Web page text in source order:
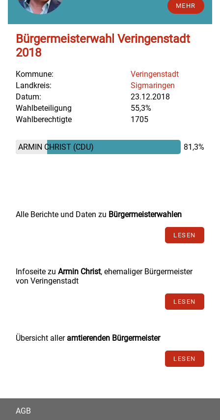
MEHR
Bürgermeisterwahl Veringenstadt
2018
Kommune:
Veringenstadt
Landkreis:
Sigmaringen
Datum:
23.12.2018
Wahlbeteiligung
55,3%
Wahlberechtigte
1705
ARMIN CHRIST (CDU) 81,3%
Alle Berichte und Daten zu Bürgermeisterwahlen
LESEN
Infoseite zu Armin Christ, ehemaliger Bürgermeister
von Veringenstadt
LESEN
Übersicht aller amtierenden Bürgermeister
LESEN
AGB